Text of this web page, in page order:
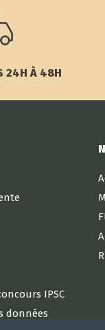
24H À 48H
IPSC
données